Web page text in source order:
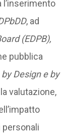
, ad
(EDPB),
pubblica
Design e by
valutazione,